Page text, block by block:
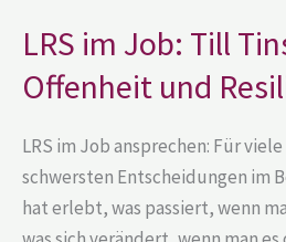
LRS im Job: Till
Offenheit und
LRS im Job ansprechen: Für
schwersten Entscheidungen im
hat erlebt, was passiert, wenn
und
Resilienz